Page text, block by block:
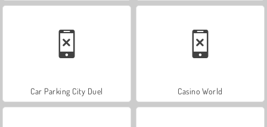
Car Parking City Duel Casino World